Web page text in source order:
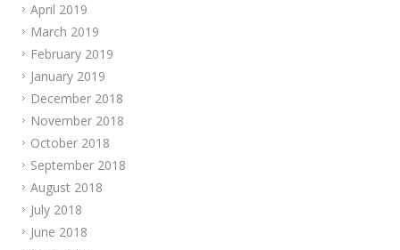
April 2019
March 2019
February 2019
January 2019
December 2018
November 2018
October 2018
September 2018
August 2018
July 2018
June 2018